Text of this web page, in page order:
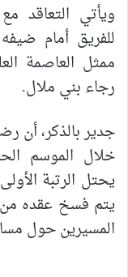
ويأتي التعاقد
للفريق أمام
ممثل العاصمة
رجاء بني ملال.
جدير بالذكر، أن
خلال الموسم
يحتل الرتبة
يتم فسخ عقده
المسيرين حول